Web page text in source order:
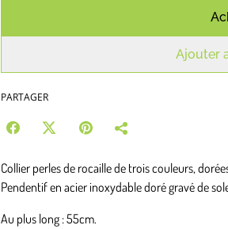
Ajouter
PARTAGER
Collier perles de rocaille de trois couleurs,
Pendentif en acier inoxydable doré gravé de
Au plus long : 55cm.